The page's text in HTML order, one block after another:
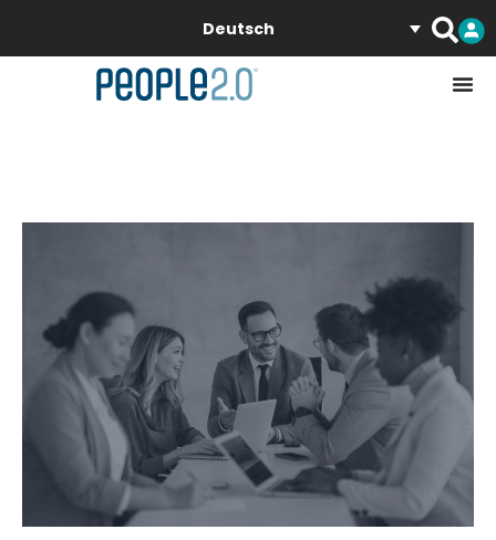
Deutsch